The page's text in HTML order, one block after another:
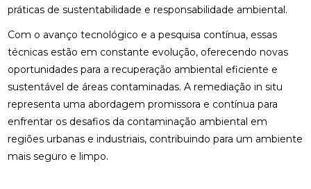
práticas de sustentabilidade e responsabilidade ambiental.
Com o avanço tecnológico e a pesquisa contínua, essas
técnicas estão em constante evolução, oferecendo novas
oportunidades para a recuperação ambiental eficiente e
sustentável de áreas contaminadas. A remediação in situ
representa uma abordagem promissora e contínua para
enfrentar os desafios da contaminação ambiental em
regiões urbanas e industriais, contribuindo para um ambiente
mais seguro e limpo.